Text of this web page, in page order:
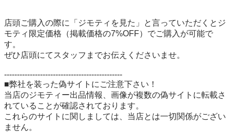
店頭ご購入の際に「ジモティを見た」と言っていただくとジ
モティ限定価格（掲載価格の7%OFF）でご購入が可能で
す。
ぜひ店頭にてスタッフまでお伝えくださいませ。
----------------------------------------------
■弊社を装った偽サイトにご注意下さい！
当店のジモティー出品情報、画像が複数の偽サイトに転載さ
れていることが確認されております。
これらのサイトに関しましては、当店とは一切関係がござい
ません。